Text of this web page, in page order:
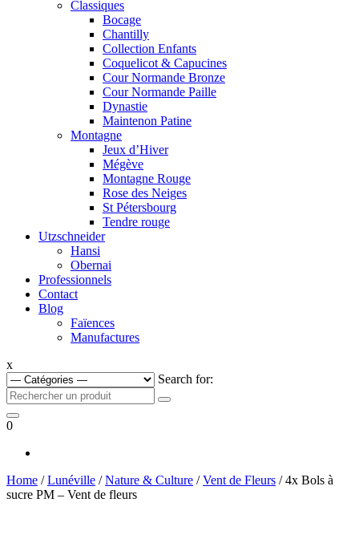
Classiques
Bocage
Chantilly
Collection Enfants
Coquelicot & Capucines
Cour Normande Bronze
Cour Normande Paille
Dynastie
Maintenon Patine
Montagne
Jeux d’Hiver
Mégève
Montagne Rouge
Rose des Neiges
St Pétersbourg
Tendre rouge
Utzschneider
Hansi
Obernai
Professionnels
Contact
Blog
Faïences
Manufactures
x
Search for:
0
Home /Lunéville /Nature & Culture /Vent de Fleurs / 4x Bols à
sucre PM – Vent de fleurs